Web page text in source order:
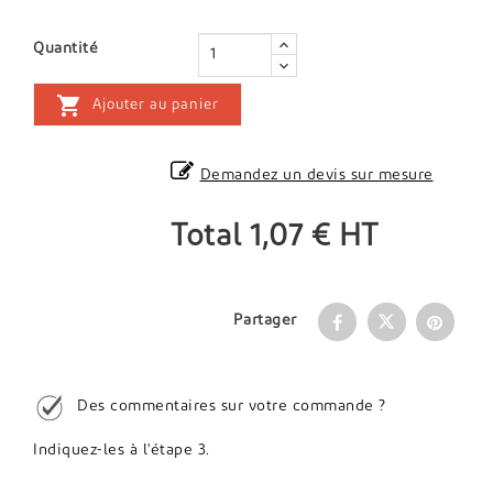
Quantité
 Ajouter au panier
Demandez un devis sur mesure
Total 1,07 € HT
Partager
Des commentaires sur votre commande ?
Indiquez-les à l'étape 3.